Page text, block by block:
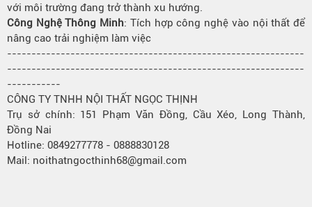
với môi trường đang trở thành xu hướng.
Công Nghệ Thông Minh: Tích hợp công nghệ vào nội thất để
nâng cao trải nghiệm làm việc
-------------------------------------------------------------
-------------------------------------------------------------
-----------
CÔNG TY TNHH NỘI THẤT NGỌC THỊNH
Trụ sở chính: 151 Phạm Văn Đồng, Cầu Xéo, Long Thành,
Đồng Nai
Hotline: 0849277778 - 0888830128
Mail: noithatngocthinh68@gmail.com